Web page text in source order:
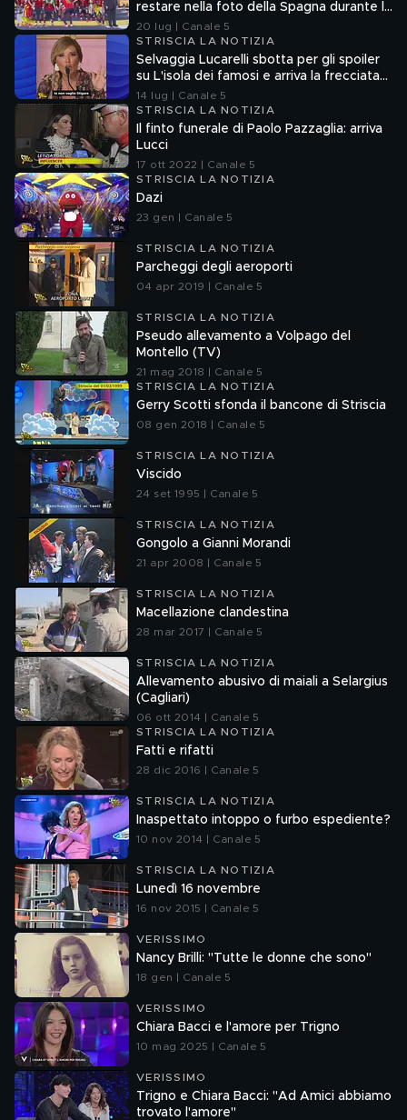
restare nella foto della Spagna durante la
premiazione
20 lug | Canale 5
STRISCIA LA NOTIZIA
Selvaggia Lucarelli sbotta per gli spoiler
su L'isola dei famosi e arriva la frecciata
di Fedez
14 lug | Canale 5
STRISCIA LA NOTIZIA
Il finto funerale di Paolo Pazzaglia: arriva
Lucci
17 ott 2022 | Canale 5
STRISCIA LA NOTIZIA
Dazi
23 gen | Canale 5
STRISCIA LA NOTIZIA
Parcheggi degli aeroporti
04 apr 2019 | Canale 5
STRISCIA LA NOTIZIA
Pseudo allevamento a Volpago del
Montello (TV)
21 mag 2018 | Canale 5
STRISCIA LA NOTIZIA
Gerry Scotti sfonda il bancone di Striscia
08 gen 2018 | Canale 5
STRISCIA LA NOTIZIA
Viscido
24 set 1995 | Canale 5
STRISCIA LA NOTIZIA
Gongolo a Gianni Morandi
21 apr 2008 | Canale 5
STRISCIA LA NOTIZIA
Macellazione clandestina
28 mar 2017 | Canale 5
STRISCIA LA NOTIZIA
Allevamento abusivo di maiali a Selargius
(Cagliari)
06 ott 2014 | Canale 5
STRISCIA LA NOTIZIA
Fatti e rifatti
28 dic 2016 | Canale 5
STRISCIA LA NOTIZIA
Inaspettato intoppo o furbo espediente?
10 nov 2014 | Canale 5
STRISCIA LA NOTIZIA
Lunedì 16 novembre
16 nov 2015 | Canale 5
VERISSIMO
Nancy Brilli: "Tutte le donne che sono"
18 gen | Canale 5
VERISSIMO
Chiara Bacci e l'amore per Trigno
10 mag 2025 | Canale 5
VERISSIMO
Trigno e Chiara Bacci: "Ad Amici abbiamo
trovato l'amore"